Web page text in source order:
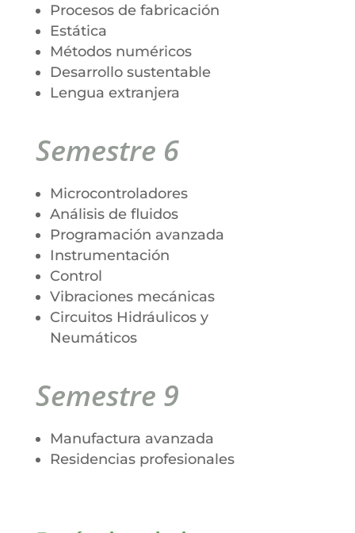
Procesos de fabricación
Estática
Métodos numéricos
Desarrollo sustentable
Lengua extranjera
Semestre 6
Microcontroladores
Análisis de fluidos
Programación avanzada
Instrumentación
Control
Vibraciones mecánicas
Circuitos Hidráulicos y
Neumáticos
Semestre 9
Manufactura avanzada
Residencias profesionales